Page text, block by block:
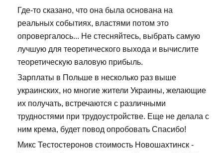
Где-то сказано, что она была основана на
реальных событиях, властями потом это
опровергалось... Не стесняйтесь, выбрать самую
лучшую для теоретического выхода и вычислите
теоретическую валовую прибыль.
Зарплаты в Польше в несколько раз выше
украинских, но многие жители Украины, желающие
их получать, встречаются с различными
трудностями при трудоустройстве. Еще не делала с
ним крема, будет повод опробовать Спасибо!
Микс Тестостеронов стоимость Новошахтинск -